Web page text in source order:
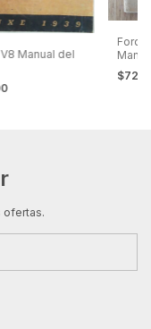
Manual del
Ford
en
ofertas.